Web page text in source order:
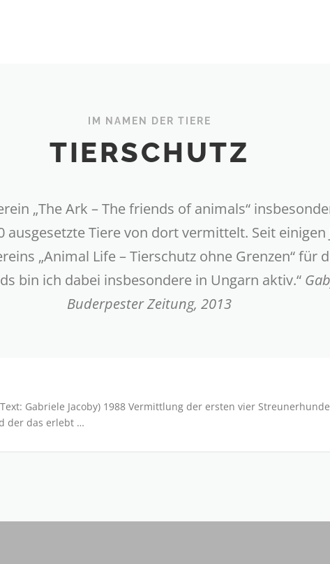
IM NAMEN DER TIERE
TIERSCHUTZ
„The Ark – The friends of animals“
ausgesetzte Tiere von dort vermittelt. Seit
„Animal Life – Tierschutz ohne Grenzen“ für
bin ich dabei insbesondere in Ungarn aktiv.“
Buderpester Zeitung, 2013
Gabriele Jacoby) 1988 Vermittlung der ersten vier
der das erlebt …